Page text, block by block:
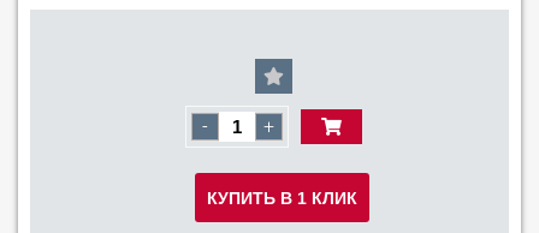
- +
КУПИТЬ В 1 КЛИК